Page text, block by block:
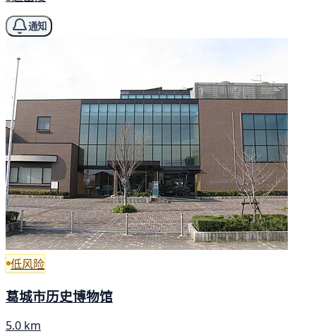
通知
低风险
葛城市历史博物馆
5.0 km